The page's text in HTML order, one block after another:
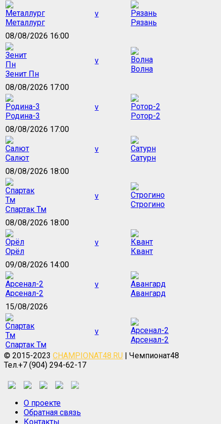
Металлург
v
Рязань
08/08/2026 16:00
Зенит Пн
v
Волна
08/08/2026 17:00
Родина-3
v
Ротор-2
08/08/2026 17:00
Салют
v
Сатурн
08/08/2026 18:00
Спартак Тм
v
Строгино
08/08/2026 18:00
Орёл
v
Квант
09/08/2026 14:00
Арсенал-2
v
Авангард
15/08/2026
Спартак Тм
v
Арсенал-2
© 2015-2023 CHAMPIONAT48.RU | Чемпионат48
Тел.+7 (904) 294-62-17
О проекте
Обратная связь
Контакты